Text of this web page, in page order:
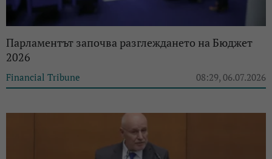
Парламентът започва разглеждането на Бюджет
2026
Financial Tribune 08:29, 06.07.2026